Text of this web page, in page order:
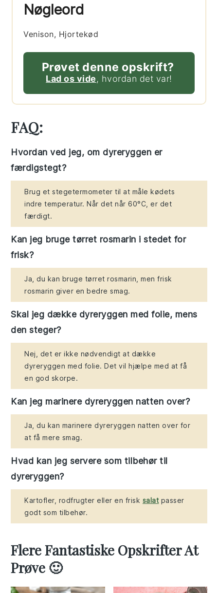
Nøgleord
Venison, Hjortekød
Prøvet denne opskrift?
Lad os vide, hvordan det var!
FAQ:
Hvordan ved jeg, om dyreryggen er
færdigstegt?
Brug et stegetermometer til at måle kødets
indre temperatur. Når det når 60°C, er det
færdigt.
Kan jeg bruge tørret rosmarin i stedet for
frisk?
Ja, du kan bruge tørret rosmarin, men frisk
rosmarin giver en bedre smag.
Skal jeg dække dyreryggen med folie, mens
den steger?
Nej, det er ikke nødvendigt at dække
dyreryggen med folie. Det vil hjælpe med at få
en god skorpe.
Kan jeg marinere dyreryggen natten over?
Ja, du kan marinere dyreryggen natten over for
at få mere smag.
Hvad kan jeg servere som tilbehør til
dyreryggen?
Kartofler, rodfrugter eller en frisk salatpasser
godt som tilbehør.
Flere Fantastiske Opskrifter At
Prøve 🙂